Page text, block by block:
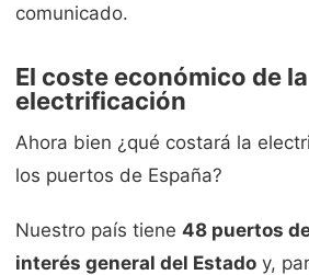
comunicado.
El coste económico de la
electrificación
Ahora bien ¿qué costará la
los puertos de España?
Nuestro país tiene 48 puertos
interés general del Estado y,